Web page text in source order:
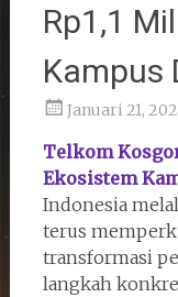
Rp1,1
Kampus
Januari 21,
Telkom
Ekosistem
Indonesia
terus
transformasi
langkah